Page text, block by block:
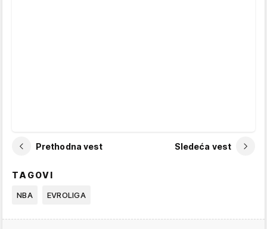
Prethodna vest Sledeća vest
TAGOVI
NBA EVROLIGA